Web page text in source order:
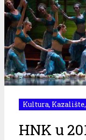
Kultura, Kazalište,
HNK u